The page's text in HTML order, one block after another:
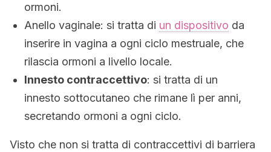
ormoni.
Anello vaginale: si tratta di un dispositivo da
inserire in vagina a ogni ciclo mestruale, che
rilascia ormoni a livello locale.
Innesto contraccettivo: si tratta di un
innesto sottocutaneo che rimane lì per anni,
secretando ormoni a ogni ciclo.
Visto che non si tratta di contraccettivi di barriera